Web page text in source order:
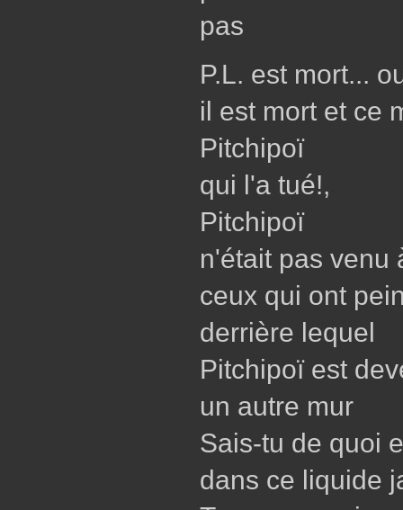
pas
P.L. est mort...
il est mort et ce
Pitchipoï
qui l'a tué!,
Pitchipoï
n'était pas venu
ceux qui ont
derrière lequel
Pitchipoï est
un autre mur
Sais-tu de quoi
dans ce liquide